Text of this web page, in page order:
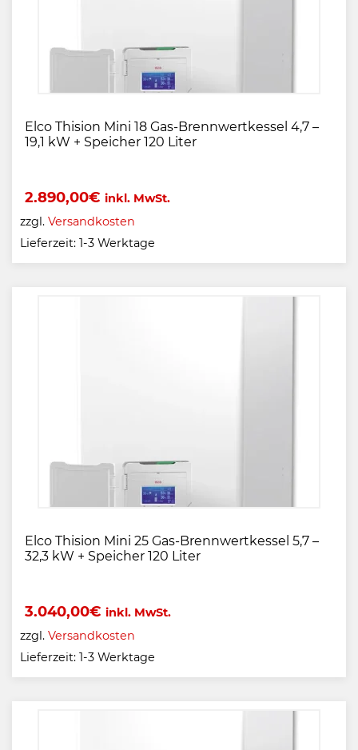
Elco Thision Mini 18 Gas-Brennwertkessel 4,7 –
19,1 kW + Speicher 120 Liter
2.890,00€ inkl. MwSt.
zzgl. Versandkosten
Lieferzeit: 1-3 Werktage
Elco Thision Mini 25 Gas-Brennwertkessel 5,7 –
32,3 kW + Speicher 120 Liter
3.040,00€ inkl. MwSt.
zzgl. Versandkosten
Lieferzeit: 1-3 Werktage